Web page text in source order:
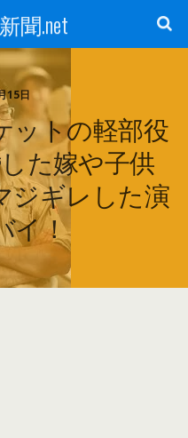
聞.net
15日
ットの軽部役
た嫁や子供
ジギレした演
イ！